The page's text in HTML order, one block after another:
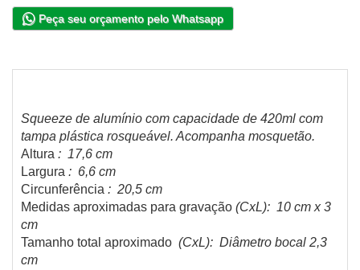
Peça seu orçamento pelo Whatsapp
Squeeze de alumínio com capacidade de 420ml com
tampa plástica rosqueável. Acompanha mosquetão.
Altura : 17,6 cm
Largura : 6,6 cm
Circunferência : 20,5 cm
Medidas aproximadas para gravação (CxL): 10 cm x 3
cm
Tamanho total aproximado (CxL): Diâmetro bocal 2,3
cm